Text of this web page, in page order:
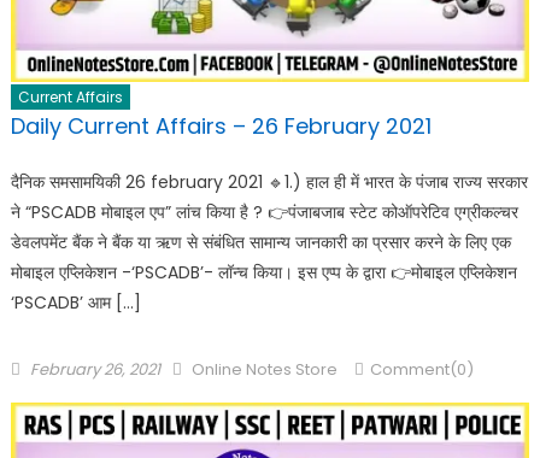
Current Affairs
Daily Current Affairs – 26 February 2021
दैनिक समसामयिकी 26 february 2021 🔹️1.) हाल ही में भारत के पंजाब राज्य सरकार
ने “PSCADB मोबाइल एप” लांच किया है ? 👉पंजाबजाब स्टेट कोऑपरेटिव एग्रीकल्चर
डेवलपमेंट बैंक ने बैंक या ऋण से संबंधित सामान्य जानकारी का प्रसार करने के लिए एक
मोबाइल एप्लिकेशन -‘PSCADB’- लॉन्च किया। इस एप्प के द्वारा 👉मोबाइल एप्लिकेशन
‘PSCADB’ आम […]
February 26, 2021 Online Notes Store Comment(0)